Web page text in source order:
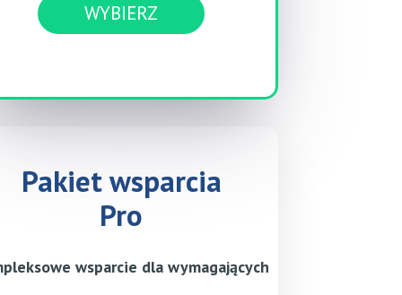
WYBIERZ
Pakiet wsparcia
Pro
wsparcie dla wymagających